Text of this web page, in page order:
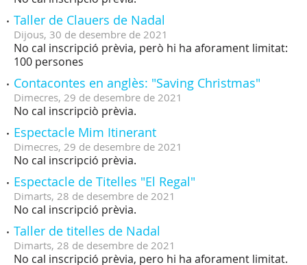
Taller de Clauers de Nadal
Dijous, 30 de desembre de 2021
No cal inscripció prèvia, però hi ha aforament limitat:
100 persones
Contacontes en anglès: "Saving Christmas"
Dimecres, 29 de desembre de 2021
No cal inscripciò prèvia.
Espectacle Mim Itinerant
Dimecres, 29 de desembre de 2021
No cal inscripció prèvia.
Espectacle de Titelles "El Regal"
Dimarts, 28 de desembre de 2021
No cal inscripció prèvia.
Taller de titelles de Nadal
Dimarts, 28 de desembre de 2021
No cal inscripció prèvia, pero hi ha aforament limitat.